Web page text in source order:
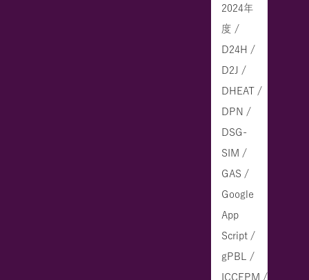
2024年
度 /
D24H /
D2J /
DHEAT /
DPN /
DSG-
SIM /
GAS /
Google
App
Script /
gPBL /
ICCEPM /